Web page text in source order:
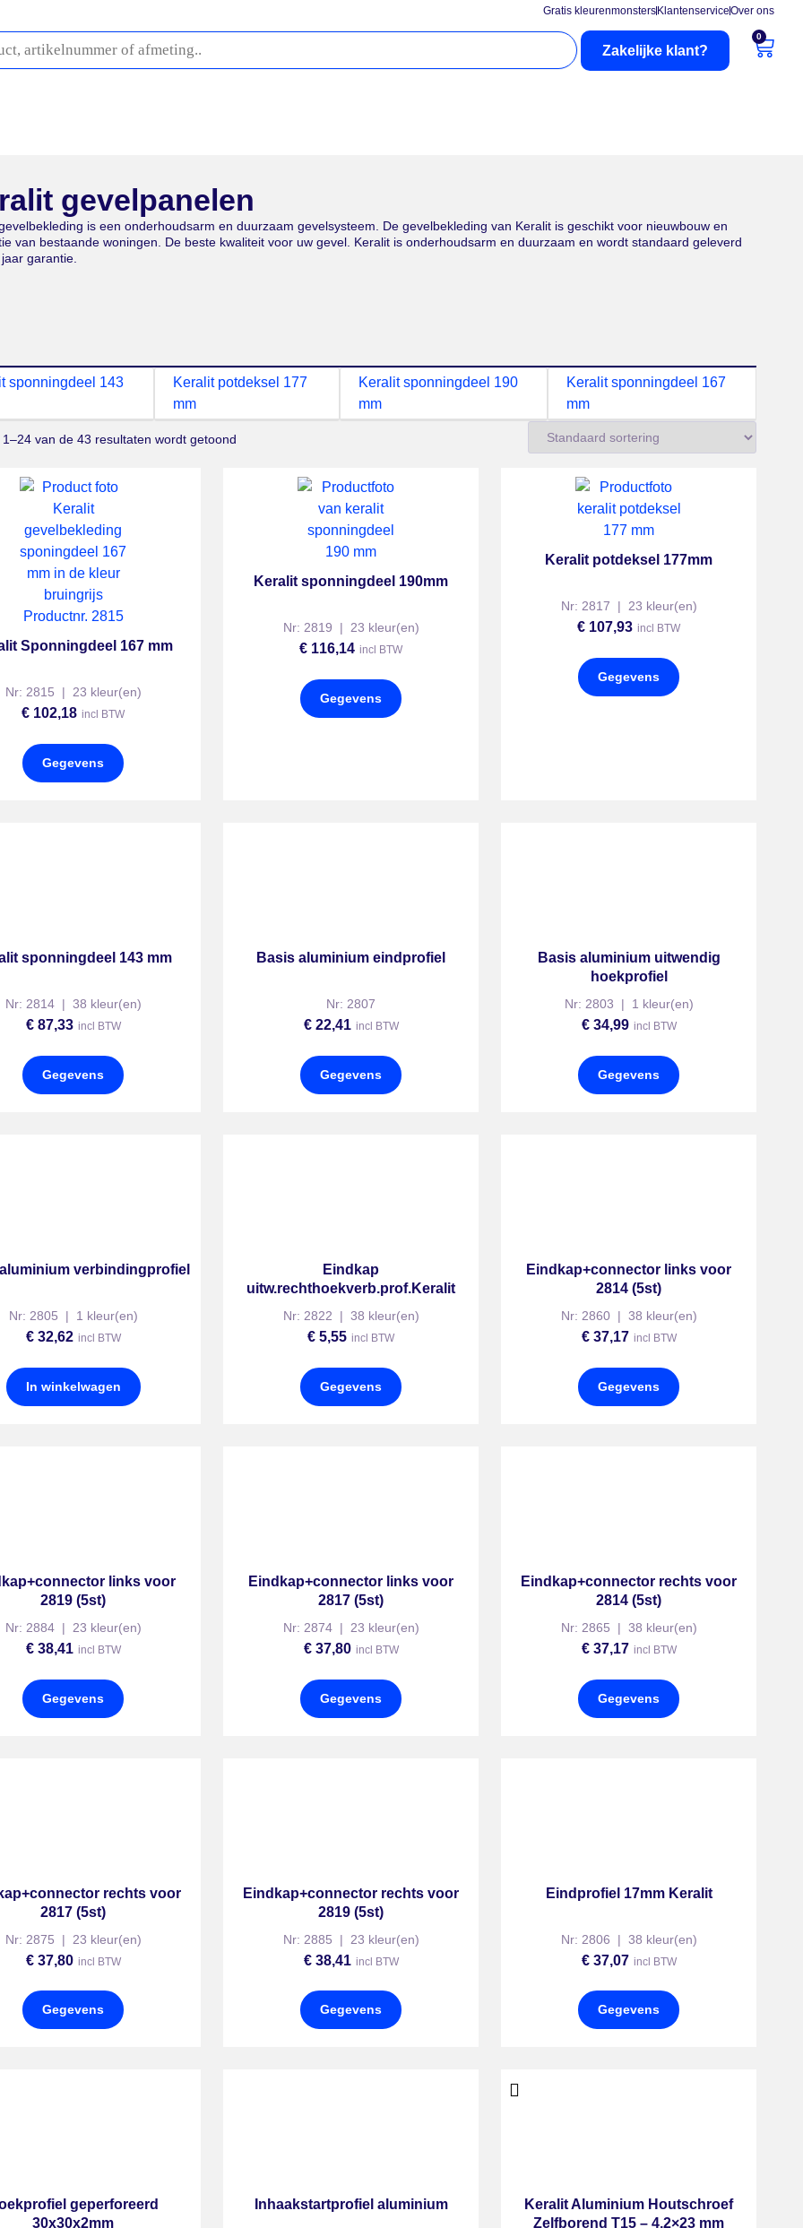
Gratis kleurenmonsters KlantenserviceOver ons
Zakelijke klant?
0
gevelpanelen
is een onderhoudsarm en duurzaam gevelsysteem. De gevelbekleding van Keralit is geschikt voor nieuwbouw en
van bestaande woningen. De beste kwaliteit voor uw gevel. Keralit is onderhoudsarm en duurzaam en wordt standaard geleverd
garantie.
sponningdeel 143
Keralit potdeksel 177
mm
Keralit sponningdeel 190
mm
Keralit sponningdeel 167
mm
van de 43 resultaten wordt getoond
Sponningdeel 167 mm
Nr: 2815 | 23 kleur(en)
€ 102,18 incl BTW
Gegevens
Keralit sponningdeel 190mm
Nr: 2819 | 23 kleur(en)
€ 116,14 incl BTW
Gegevens
Keralit potdeksel 177mm
Nr: 2817 | 23 kleur(en)
€ 107,93 incl BTW
Gegevens
sponningdeel 143 mm
Nr: 2814 | 38 kleur(en)
€87,33 incl BTW
Gegevens
Basis aluminium eindprofiel
Nr: 2807
€22,41 incl BTW
Gegevens
Basis aluminium uitwendig
hoekprofiel
Nr: 2803 | 1 kleur(en)
€34,99 incl BTW
Gegevens
verbindingprofiel
Nr: 2805 | 1 kleur(en)
€32,62 incl BTW
In winkelwagen
Eindkap
uitw.rechthoekverb.prof.Keralit
Nr: 2822 | 38 kleur(en)
€ 5,55 incl BTW
Gegevens
Eindkap+connector links voor
2814 (5st)
Nr: 2860 | 38 kleur(en)
€37,17 incl BTW
Gegevens
links voor
2819 (5st)
Nr: 2884 | 23 kleur(en)
€38,41 incl BTW
Gegevens
Eindkap+connector links voor
2817 (5st)
Nr: 2874 | 23 kleur(en)
€37,80 incl BTW
Gegevens
Eindkap+connector rechts voor
2814 (5st)
Nr: 2865 | 38 kleur(en)
€37,17 incl BTW
Gegevens
rechts voor
2817 (5st)
Nr: 2875 | 23 kleur(en)
€37,80 incl BTW
Gegevens
Eindkap+connector rechts voor
2819 (5st)
Nr: 2885 | 23 kleur(en)
€38,41 incl BTW
Gegevens
Eindprofiel 17mm Keralit
Nr: 2806 | 38 kleur(en)
€37,07 incl BTW
Gegevens
geperforeerd
30x30x2mm
Inhaakstartprofiel aluminium
Keralit Aluminium Houtschroef
Zelfborend T15 – 4,2×23 mm